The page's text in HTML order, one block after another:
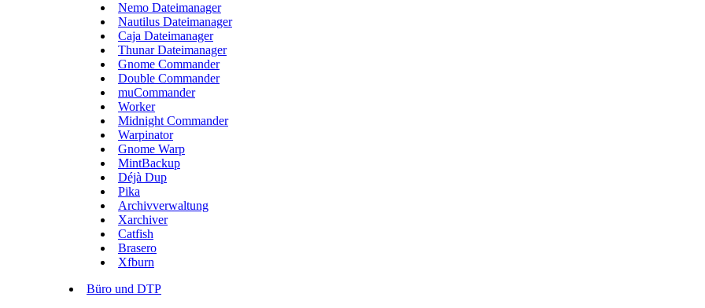
Nemo Dateimanager
Nautilus Dateimanager
Caja Dateimanager
Thunar Dateimanager
Gnome Commander
Double Commander
muCommander
Worker
Midnight Commander
Warpinator
Gnome Warp
MintBackup
Déjà Dup
Pika
Archivverwaltung
Xarchiver
Catfish
Brasero
Xfburn
Büro und DTP